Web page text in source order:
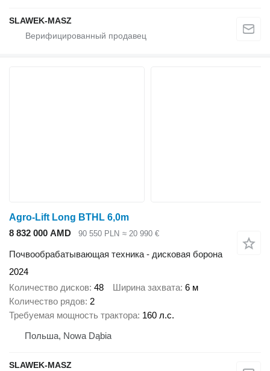
SLAWEK-MASZ
Agro-Lift Long BTHL 6,0m
8 832 000 AMD
90 550 PLN ≈ 20 990 €
Почвообрабатывающая техника - дисковая борона
2024
Количество дисков 48 Ширина захвата 6 м
Количество рядов 2
Требуемая мощность трактора 160 л.с.
Польша, Nowa Dąbia
SLAWEK-MASZ